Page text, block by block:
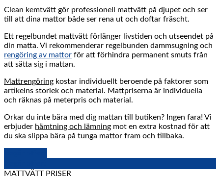
Clean kemtvätt gör professionell mattvätt på djupet och ser
till att dina mattor både ser rena ut och doftar fräscht.
Ett regelbundet mattvätt förlänger livstiden och utseendet på
din matta. Vi rekommenderar regelbunden dammsugning och
rengöring av mattor för att förhindra permanent smuts från
att sätta sig i mattan.
Mattrengöring kostar individuellt beroende på faktorer som
artikelns storlek och material. Mattpriserna är individuella
och räknas på meterpris och material.
Orkar du inte bära med dig mattan till butiken? Ingen fara! Vi
erbjuder hämtning och lämning mot en extra kostnad för att
du ska slippa bära på tunga mattor fram och tillbaka.
MATTVÄTT PRISER